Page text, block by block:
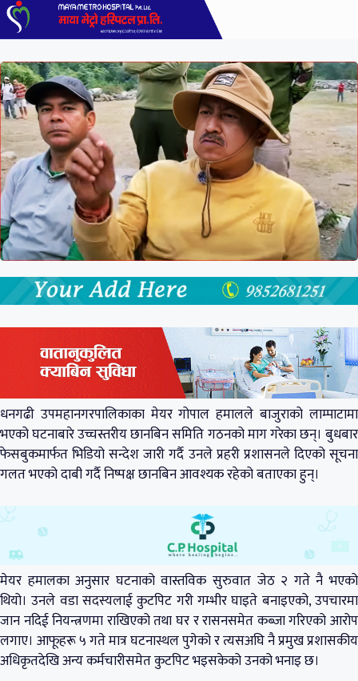
धनगढी उपमहानगरपालिकाका मेयर गोपाल हमालले बाजुराको लाम्पाटामा
भएको घटनाबारे उच्चस्तरीय छानबिन समिति गठनको माग गरेका छन्। बुधबार
फेसबुकमार्फत भिडियो सन्देश जारी गर्दै उनले प्रहरी प्रशासनले दिएको सूचना
गलत भएको दाबी गर्दै निष्पक्ष छानबिन आवश्यक रहेको बताएका हुन्।
मेयर हमालका अनुसार घटनाको वास्तविक सुरुवात जेठ २ गते नै भएको
थियो। उनले वडा सदस्यलाई कुटपिट गरी गम्भीर घाइते बनाइएको, उपचारमा
जान नदिई नियन्त्रणमा राखिएको तथा घर र रासनसमेत कब्जा गरिएको आरोप
लगाए। आफूहरू ५ गते मात्र घटनास्थल पुगेको र त्यसअघि नै प्रमुख प्रशासकीय
अधिकृतदेखि अन्य कर्मचारीसमेत कुटपिट भइसकेको उनको भनाइ छ।